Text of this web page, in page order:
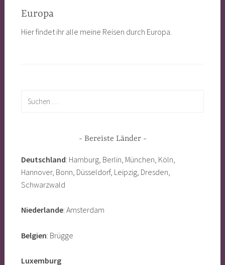
Europa
Hier findet ihr alle meine Reisen durch Europa.
Bereiste Länder
Deutschland: Hamburg, Berlin, München, Köln,
Hannover, Bonn, Düsseldorf, Leipzig, Dresden,
Schwarzwald
Niederlande: Amsterdam
Belgien: Brügge
Luxemburg